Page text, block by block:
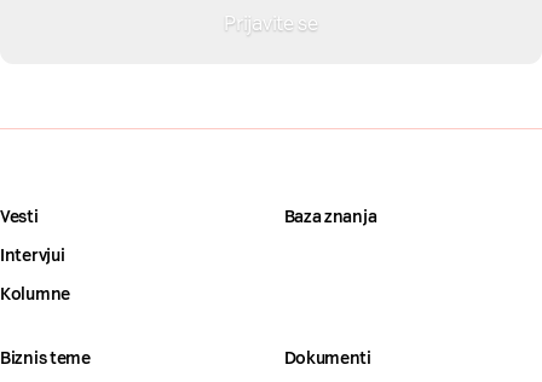
Vesti
Intervjui
Kolumne
Baza znanja
Biznis teme Dokumenti